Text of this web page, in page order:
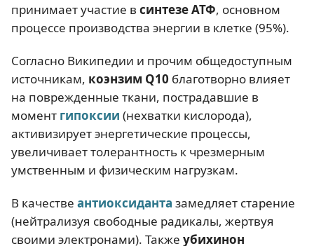
принимает участие в синтезе АТФ, основном
процессе производства энергии в клетке (95%).
Согласно Википедии и прочим общедоступным
источникам, коэнзим Q10 благотворно влияет
на поврежденные ткани, пострадавшие в
момент гипоксии (нехватки кислорода),
активизирует энергетические процессы,
увеличивает толерантность к чрезмерным
умственным и физическим нагрузкам.
В качестве антиоксиданта замедляет старение
(нейтрализуя свободные радикалы, жертвуя
своими электронами). Также убихинон